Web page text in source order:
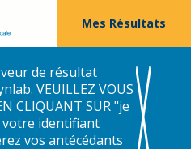
Mes Résultats
de résultat
VEUILLEZ VOUS
CLIQUANT SUR "je
identifiant
vos antécédants